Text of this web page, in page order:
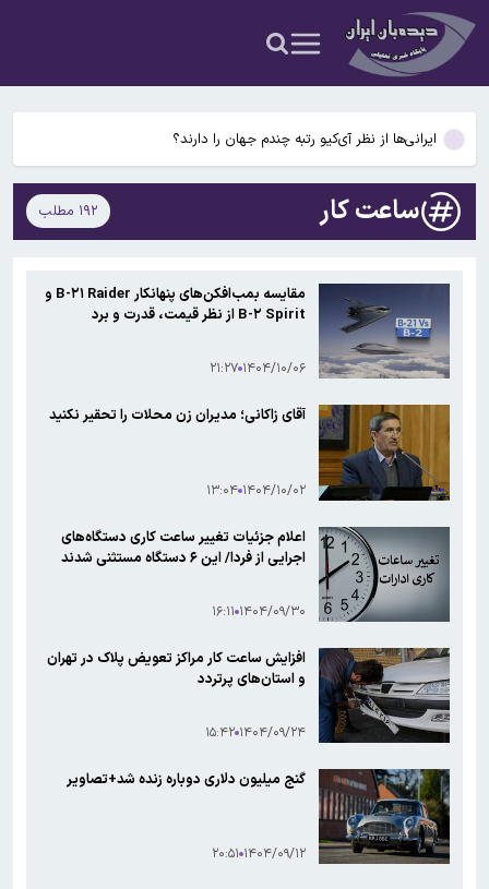
بودند!
دانشمندان راز آبشار خونین جنوبگان را کشف کردند
بوگاتی سفارشی با نام «دِستِریِر» معرفی شد / W۱۶ هنوز نفس می‌کشد /
عکس و فیلم
ایرانی‌ها از نظر آی‌کیو رتبه چندم جهان را دارند؟
ادغام بانکها به تصویب رسید
پشت پرده پیشنهاد استقلال به سردار آزمون؛ وعده‌ای که به سهراب داده
دانشمندان راز آبشار خونین جنوبگان را کشف کردند
عکس و فیلم
ساعت کار ۱۹۲ مطلب
مقایسه بمب‌افکن‌های پنهانکار B-۲۱ Raider و
B-۲ Spirit از نظر قیمت، قدرت و برد
۱۴۰۴/۱۰/۰۶ ۲۱:۲۷
آقای زاکانی؛ مدیران زن محلات را تحقیر نکنید
۱۴۰۴/۱۰/۰۲ ۱۳:۰۴
اعلام جزئیات تغییر ساعت کاری دستگاه‌های
اجرایی از فردا/ این ۶ دستگاه مستثنی شدند
۱۴۰۴/۰۹/۳۰ ۱۶:۱۱
افزایش ساعت کار مراکز تعویض پلاک در تهران
و استان‌های پرتردد
۱۴۰۴/۰۹/۲۴ ۱۵:۴۲
گنج میلیون دلاری دوباره زنده شد+تصاویر
۱۴۰۴/۰۹/۱۲ ۲۰:۵۱